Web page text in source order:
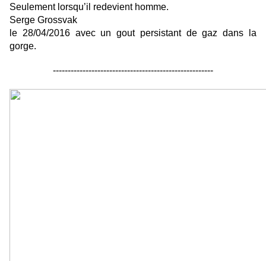
Seulement lorsqu’il redevient homme.
Serge Grossvak
le 28/04/2016 avec un gout persistant de gaz dans la
gorge.
------------------------------------------------------